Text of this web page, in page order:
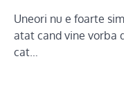
Uneori nu e foarte
atat cand vine vorba
cat…